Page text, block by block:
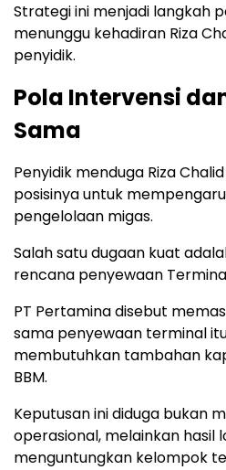
Strategi ini menjadi langkah
menunggu kehadiran Riza
penyidik.
Pola Intervensi
Sama
Penyidik menduga Riza
posisinya untuk
pengelolaan migas.
Salah satu dugaan kuat
rencana penyewaan
PT Pertamina disebut
sama penyewaan terminal
membutuhkan tambahan
BBM.
Keputusan ini diduga bukan
operasional, melainkan hasil
menguntungkan kelompok